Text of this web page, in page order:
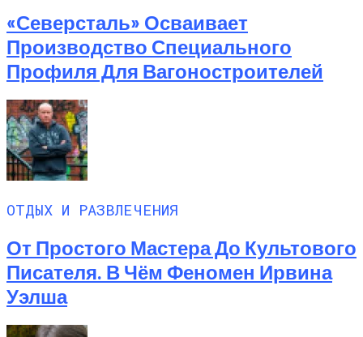
«Северсталь» Осваивает
Производство Специального
Профиля Для Вагоностроителей
ОТДЫХ И РАЗВЛЕЧЕНИЯ
От Простого Мастера До Культового
Писателя. В Чём Феномен Ирвина
Уэлша